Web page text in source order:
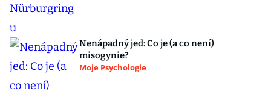
Nenápadný jed: Co je (a co není)
misogynie?
Moje Psychologie